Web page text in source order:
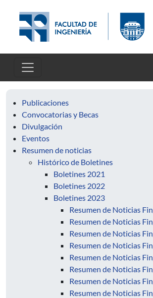
Publicaciones
Convocatorias y Becas
Divulgación
Eventos
Resumen de noticias
Histórico de Boletines
Boletines 2021
Boletines 2022
Boletines 2023
Resumen de Noticias
Resumen de Noticias
Resumen de Noticias
Resumen de Noticias
Resumen de Noticias
Resumen de Noticias
Resumen de Noticias
Resumen de Noticias